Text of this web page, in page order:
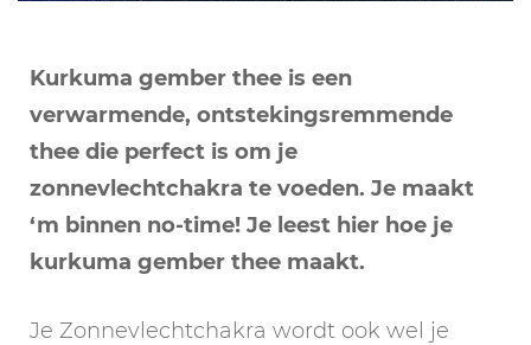
Kurkuma gember thee is een
verwarmende, ontstekingsremmende
thee die perfect is om je
zonnevlechtchakra te voeden. Je maakt
‘m binnen no-time! Je leest hier hoe je
kurkuma gember thee maakt.
Je Zonnevlechtchakra wordt ook wel je